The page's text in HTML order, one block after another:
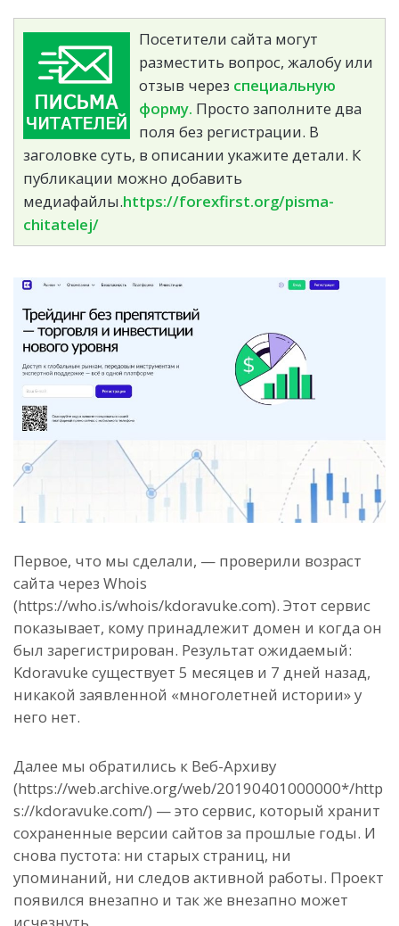
Посетители сайта могут
разместить вопрос, жалобу или
отзыв через специальную
форму. Просто заполните два
поля без регистрации. В
заголовке суть, в описании укажите детали. К
публикации можно добавить
медиафайлы.https://forexfirst.org/pisma-
chitatelej/
Первое, что мы сделали, — проверили возраст
сайта через Whois
(https://who.is/whois/kdoravuke.com). Этот сервис
показывает, кому принадлежит домен и когда он
был зарегистрирован. Результат ожидаемый:
Kdoravuke существует 5 месяцев и 7 дней назад,
никакой заявленной «многолетней истории» у
него нет.
Далее мы обратились к Веб-Архиву
(https://web.archive.org/web/20190401000000*/http
s://kdoravuke.com/) — это сервис, который хранит
сохраненные версии сайтов за прошлые годы. И
снова пустота: ни старых страниц, ни
упоминаний, ни следов активной работы. Проект
появился внезапно и так же внезапно может